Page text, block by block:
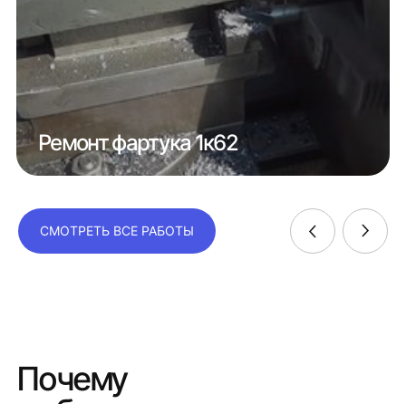
Ремонт фартука 1к62
СМОТРЕТЬ ВСЕ РАБОТЫ
Почему